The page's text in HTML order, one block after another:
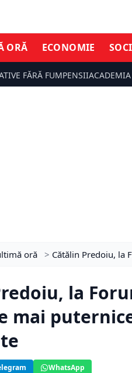
ORĂ ECONOMIE
FĂRĂ FUMPENSIIACADEMIA
oră > Cătălin Predoiu, la
la
mai
WhatsApp